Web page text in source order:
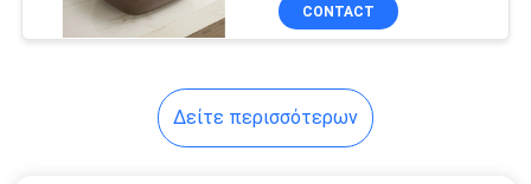
ΕΠΑΦΉ
CONTACT
Δείτε περισσότερων